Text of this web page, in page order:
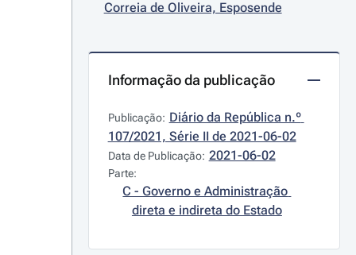
Correia de Oliveira, Esposende
Informação da publicação
Publicação: Diário da República n.º
107/2021, Série II de 2021-06-02
Data de Publicação: 2021-06-02
Parte:
C - Governo e Administração
direta e indireta do Estado